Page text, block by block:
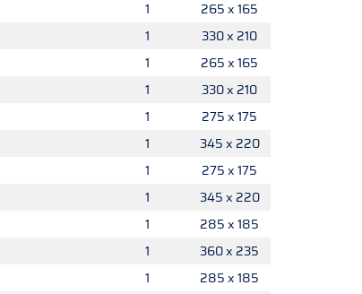
1
265 x 165
1
330 x 210
1
265 x 165
1
330 x 210
1
275 x 175
1
345 x 220
1
275 x 175
1
345 x 220
1
285 x 185
1
360 x 235
1
285 x 185